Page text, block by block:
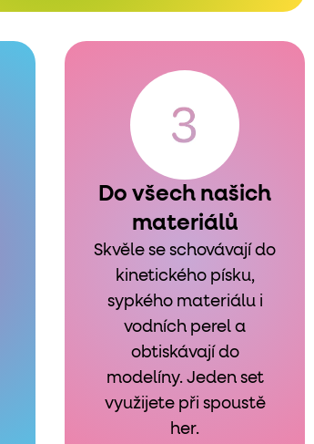
Do všech našich
materiálů
Skvěle se schovávají do
kinetického písku,
sypkého materiálu i
vodních perel a
obtiskávají do
modelíny. Jeden set
využijete při spoustě
her.